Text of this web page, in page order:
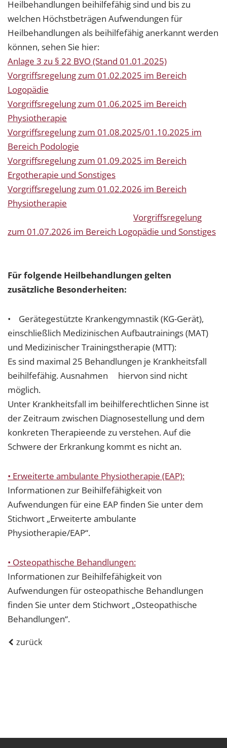
Heilbehandlungen beihilfefähig sind und bis zu
welchen Höchstbeträgen Aufwendungen für
Heilbehandlungen als beihilfefähig anerkannt werden
können, sehen Sie hier:
Anlage 3 zu § 22 BVO (Stand 01.01.2025)
Vorgriffsregelung zum 01.02.2025 im Bereich
Logopädie
Vorgriffsregelung zum 01.06.2025 im Bereich
Physiotherapie
Vorgriffsregelung zum 01.08.2025/01.10.2025 im
Bereich Podologie
Vorgriffsregelung zum 01.09.2025 im Bereich
Ergotherapie und Sonstiges
Vorgriffsregelung zum 01.02.2026 im Bereich
Physiotherapie
Vorgriffsregelung
zum 01.07.2026 im Bereich Logopädie und Sonstiges
Für folgende Heilbehandlungen gelten
zusätzliche Besonderheiten:
• Gerätegestützte Krankengymnastik (KG-Gerät),
einschließlich Medizinischen Aufbautrainings (MAT)
und Medizinischer Trainingstherapie (MTT):
Es sind maximal 25 Behandlungen je Krankheitsfall
beihilfefähig. Ausnahmen hiervon sind nicht
möglich.
Unter Krankheitsfall im beihilferechtlichen Sinne ist
der Zeitraum zwischen Diagnosestellung und dem
konkreten Therapieende zu verstehen. Auf die
Schwere der Erkrankung kommt es nicht an.
• Erweiterte ambulante Physiotherapie (EAP):
Informationen zur Beihilfefähigkeit von
Aufwendungen für eine EAP finden Sie unter dem
Stichwort „Erweiterte ambulante
Physiotherapie/EAP“.
• Osteopathische Behandlungen:
Informationen zur Beihilfefähigkeit von
Aufwendungen für osteopathische Behandlungen
finden Sie unter dem Stichwort „Osteopathische
Behandlungen“.
zurück